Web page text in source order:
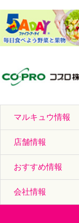
マルキュウ情報
店舗情報
おすすめ情報
会社情報